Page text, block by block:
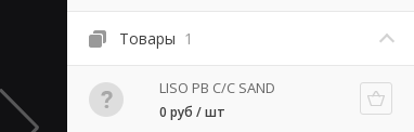
Товары 1
LISO PB C/C SAND
0 руб / шт